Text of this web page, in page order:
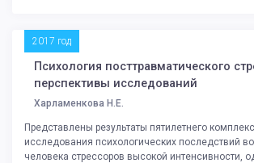
2017 год
Психология посттравматического
перспективы исследований
Харламенкова Н.Е.
Представлены результаты пятилетнего
исследования психологических последствий
человека стрессоров высокой интенсивности,